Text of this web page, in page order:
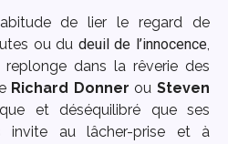
de lier le regard de
ou du deuil de l’innocence,
replonge dans la rêverie des
Richard Donner ouSteven
et déséquilibré que ses
invite au lâcher-prise et à